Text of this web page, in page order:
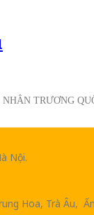
TRƯƠNG
Nội.
Hoa, Trà Âu,